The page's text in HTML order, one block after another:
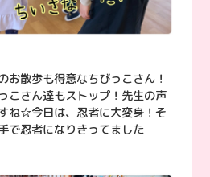
お散歩も得意なちびっこさん！
こさん達もストップ！先生の声
ね☆今日は、忍者に大変身！そ
で忍者になりきってました